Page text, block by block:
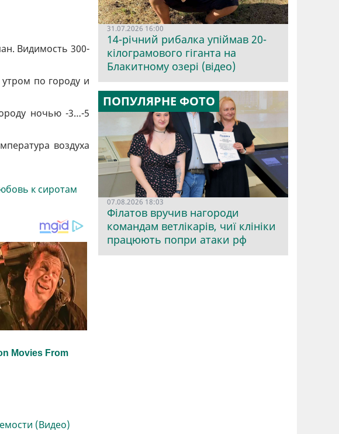
Видимость 300-
по городу и
ночью -3…-5
воздуха
к сиротам
(Видео)
31.07.2026 16:00
14-річний рибалка упіймав 20-
кілограмового гіганта на
Блакитному озері (відео)
ПОПУЛЯРНЕ ФОТО
07.08.2026 18:03
Філатов вручив нагороди
командам ветлікарів, чиї клініки
працюють попри атаки рф